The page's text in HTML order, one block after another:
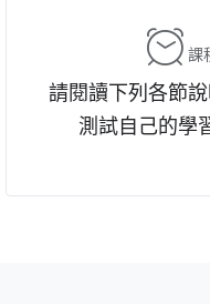
課
請閱讀下列各節
測試自己的學